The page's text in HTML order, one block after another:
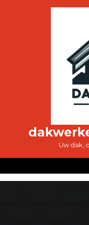
Uw dak,